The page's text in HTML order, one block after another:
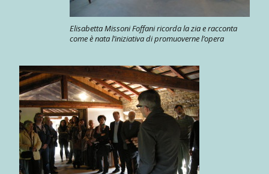
Elisabetta Missoni Foffani ricorda la zia e racconta
come è nata l’iniziativa di promuoverne l’opera